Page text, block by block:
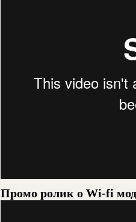
Промо ролик о Wi-fi